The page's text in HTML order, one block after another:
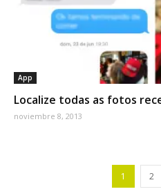
App
Localize todas as fotos
noviembre 8, 2013
1 2